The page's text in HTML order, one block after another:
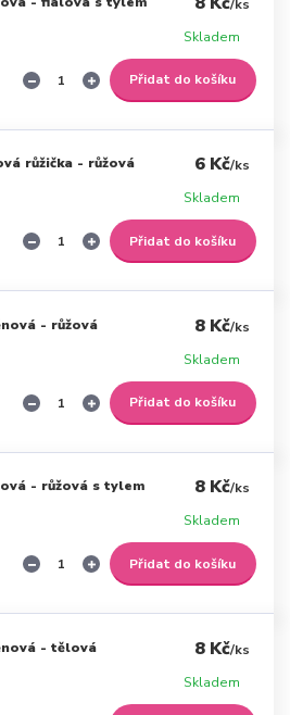
/ks
Skladem
Přidat do košíku
růžička - růžová 6 Kč/ks
Skladem
Přidat do košíku
- růžová 8 Kč/ks
Skladem
Přidat do košíku
- růžová s tylem 8 Kč/ks
Skladem
Přidat do košíku
- tělová 8 Kč/ks
Skladem